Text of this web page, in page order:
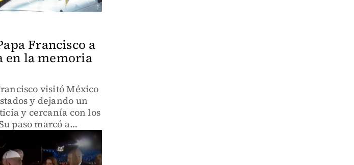
Francisco a
en la memoria
visitó México
y dejando un
y cercanía con los
paso marcó a